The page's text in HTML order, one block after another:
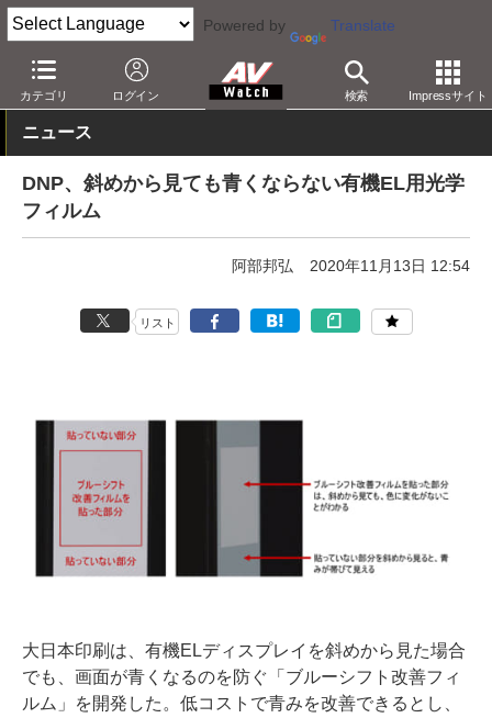
Powered by Translate
カテゴリ ログイン 検索 Impressサイト
AV Watch 動向 技術・デバイス その他
ニュース
DNP、斜めから見ても青くならない有機EL用光学
フィルム
阿部邦弘 2020年11月13日 12:54
リスト
大日本印刷は、有機ELディスプレイを斜めから見た場合
でも、画面が青くなるのを防ぐ「ブルーシフト改善フィ
ルム」を開発した。低コストで青みを改善できるとし、